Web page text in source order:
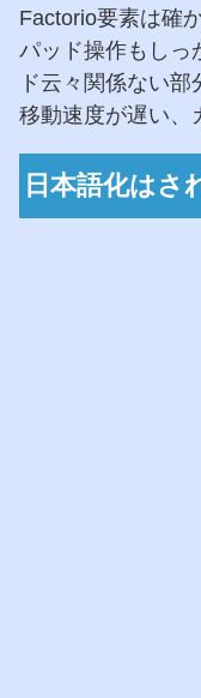
Factorio要素は確
パッド操作もしっ
ド云々関係ない部
移動速度が遅い、
日本語化は